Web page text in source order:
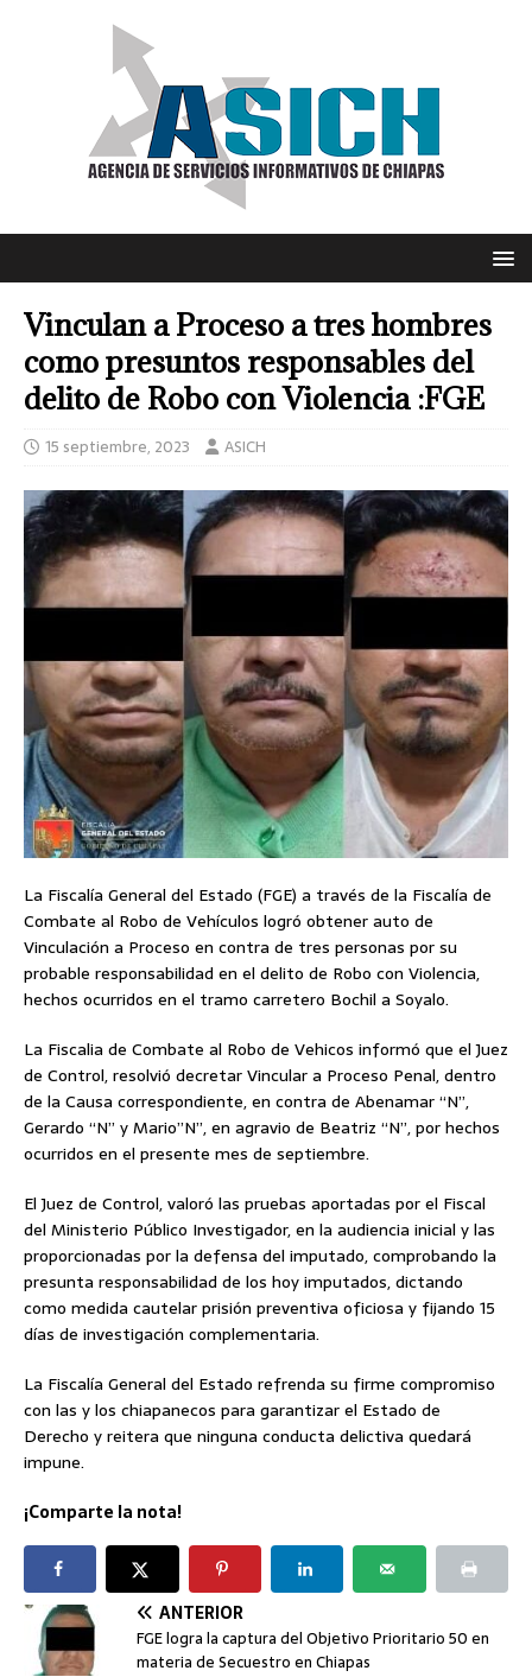
Vinculan a Proceso a tres hombres
como presuntos responsables del
delito de Robo con Violencia :FGE
15 septiembre, 2023 ASICH
La Fiscalía General del Estado (FGE) a través de la Fiscalía de
Combate al Robo de Vehículos logró obtener auto de
Vinculación a Proceso en contra de tres personas por su
probable responsabilidad en el delito de Robo con Violencia,
hechos ocurridos en el tramo carretero Bochil a Soyalo.
La Fiscalia de Combate al Robo de Vehicos informó que el Juez
de Control, resolvió decretar Vincular a Proceso Penal, dentro
de la Causa correspondiente, en contra de Abenamar “N”,
Gerardo “N” y Mario”N”, en agravio de Beatriz “N”, por hechos
ocurridos en el presente mes de septiembre.
El Juez de Control, valoró las pruebas aportadas por el Fiscal
del Ministerio Público Investigador, en la audiencia inicial y las
proporcionadas por la defensa del imputado, comprobando la
presunta responsabilidad de los hoy imputados, dictando
como medida cautelar prisión preventiva oficiosa y fijando 15
días de investigación complementaria.
La Fiscalía General del Estado refrenda su firme compromiso
con las y los chiapanecos para garantizar el Estado de
Derecho y reitera que ninguna conducta delictiva quedará
impune.
¡Comparte la nota!
ANTERIOR
FGE logra la captura del Objetivo Prioritario 50 en
materia de Secuestro en Chiapas